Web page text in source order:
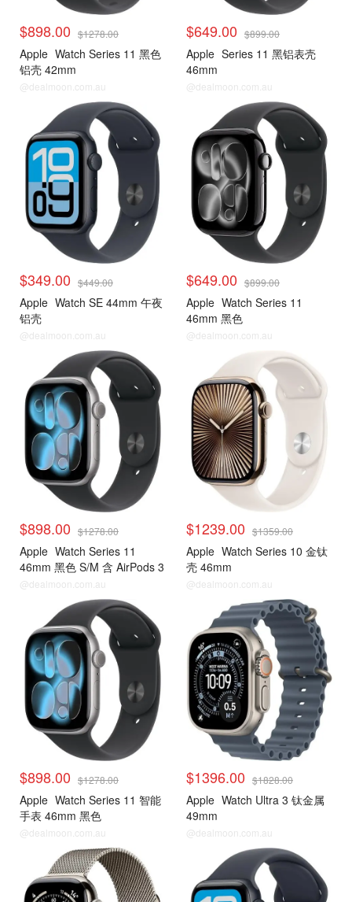
$898.00 $1278.00
Apple Watch Series 11 黑色
铝壳 42mm
@dealmoon.com.au
$649.00 $899.00
Apple Series 11 黑铝表壳
46mm
@dealmoon.com.au
$349.00 $449.00
Apple Watch SE 44mm 午夜
铝壳
@dealmoon.com.au
$649.00 $899.00
Apple Watch Series 11
46mm 黑色
@dealmoon.com.au
$898.00 $1278.00
Apple Watch Series 11
46mm 黑色 S/M 含 AirPods 3
@dealmoon.com.au
$1239.00 $1359.00
Apple Watch Series 10 金钛
壳 46mm
@dealmoon.com.au
$898.00 $1278.00
Apple Watch Series 11 智能
手表 46mm 黑色
@dealmoon.com.au
$1396.00 $1828.00
Apple Watch Ultra 3 钛金属
49mm
@dealmoon.com.au